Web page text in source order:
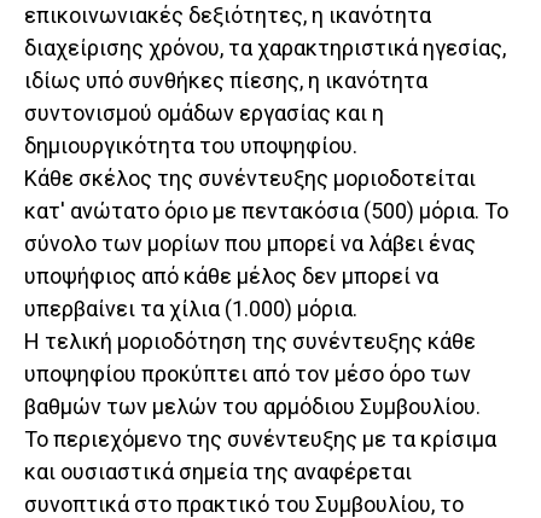
επικοινωνιακές δεξιότητες, η ικανότητα
διαχείρισης χρόνου, τα χαρακτηριστικά ηγεσίας,
ιδίως υπό συνθήκες πίεσης, η ικανότητα
συντονισμού ομάδων εργασίας και η
δημιουργικότητα του υποψηφίου.
Κάθε σκέλος της συνέντευξης μοριοδοτείται
κατ' ανώτατο όριο με πεντακόσια (500) μόρια. Το
σύνολο των μορίων που μπορεί να λάβει ένας
υποψήφιος από κάθε μέλος δεν μπορεί να
υπερβαίνει τα χίλια (1.000) μόρια.
Η τελική μοριοδότηση της συνέντευξης κάθε
υποψηφίου προκύπτει από τον μέσο όρο των
βαθμών των μελών του αρμόδιου Συμβουλίου.
Το περιεχόμενο της συνέντευξης με τα κρίσιμα
και ουσιαστικά σημεία της αναφέρεται
συνοπτικά στο πρακτικό του Συμβουλίου, το